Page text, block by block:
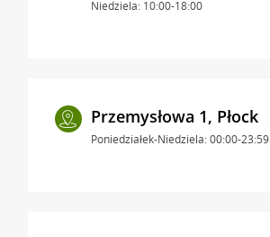
Niedziela: 10:00-18:00
Przemysłowa 1, Płock
Poniedziałek-Niedziela: 00:00-23:59